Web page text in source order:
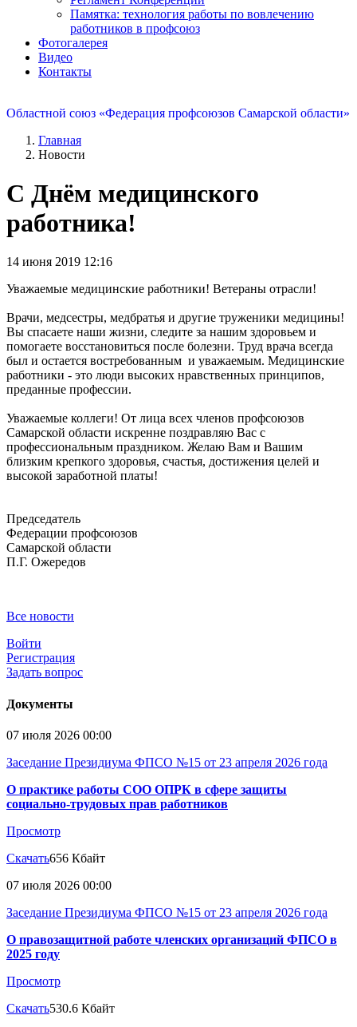
Памятка: технология работы по вовлечению
работников в профсоюз
Фотогалерея
Видео
Контакты
Областной союз «Федерация профсоюзов Самарской области»
Главная
Новости
С Днём медицинского
работника!
14 июня 2019 12:16
Уважаемые медицинские работники! Ветераны отрасли!
Врачи, медсестры, медбратья и другие труженики медицины!
Вы спасаете наши жизни, следите за нашим здоровьем и
помогаете восстановиться после болезни. Труд врача всегда
был и остается востребованным и уважаемым. Медицинские
работники - это люди высоких нравственных принципов,
преданные профессии.
Уважаемые коллеги! От лица всех членов профсоюзов
Самарской области искренне поздравляю Вас с
профессиональным праздником. Желаю Вам и Вашим
близким крепкого здоровья, счастья, достижения целей и
высокой заработной платы!
Председатель
Федерации профсоюзов
Самарской области
П.Г. Ожередов
Все новости
Войти
Регистрация
Задать вопрос
Документы
07 июля 2026 00:00
Заседание Президиума ФПСО №15 от 23 апреля 2026 года
О практике работы СОО ОПРК в сфере защиты
социально-трудовых прав работников
Просмотр
Скачать656 Кбайт
07 июля 2026 00:00
Заседание Президиума ФПСО №15 от 23 апреля 2026 года
О правозащитной работе членских организаций ФПСО в
2025 году
Просмотр
Скачать530.6 Кбайт